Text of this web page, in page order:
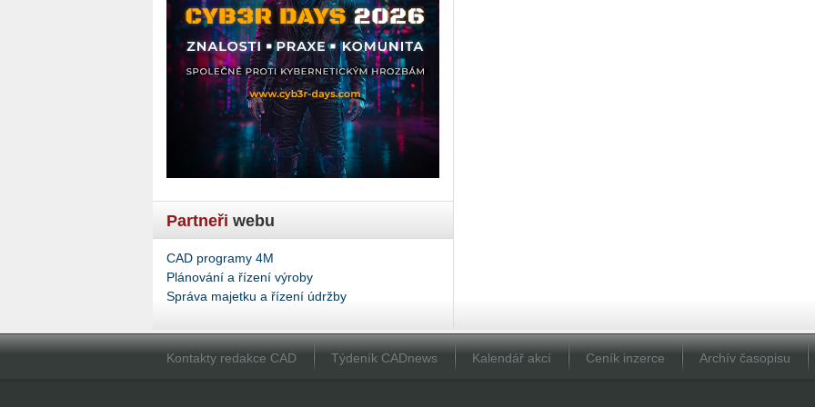
Partneři webu
CAD programy 4M
Plánování a řízení výroby
Správa majetku a řízení údržby
Kontakty redakce CAD Týdeník CADnews Kalendář akcí Ceník inzerce Archív časopisu